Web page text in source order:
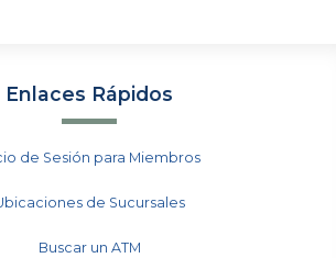
Enlaces Rápidos
de Sesión para Miembros
de Sucursales
Buscar un ATM